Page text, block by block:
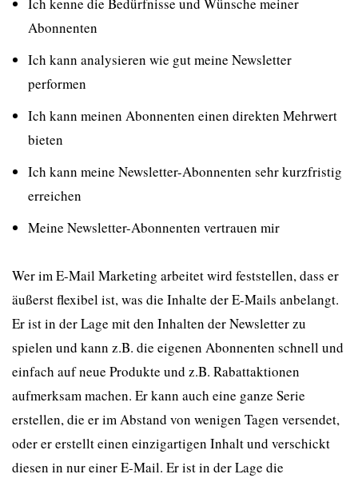
Abonnenten
Ich kann analysieren wie gut meine Newsletter
performen
Ich kann meinen Abonnenten einen direkten Mehrwert
bieten
Ich kann meine Newsletter-Abonnenten sehr kurzfristig
erreichen
Meine Newsletter-Abonnenten vertrauen mir
Wer im E-Mail Marketing arbeitet wird feststellen, dass er
äußerst flexibel ist, was die Inhalte der E-Mails anbelangt.
Er ist in der Lage mit den Inhalten der Newsletter zu
spielen und kann z.B. die eigenen Abonnenten schnell und
einfach auf neue Produkte und z.B. Rabattaktionen
aufmerksam machen. Er kann auch eine ganze Serie
erstellen, die er im Abstand von wenigen Tagen versendet,
oder er erstellt einen einzigartigen Inhalt und verschickt
diesen in nur einer E-Mail. Er ist in der Lage die